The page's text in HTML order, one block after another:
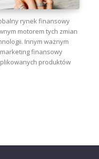
rynek finansowy
motorem tych zmian
Innym ważnym
finansowy
produktów